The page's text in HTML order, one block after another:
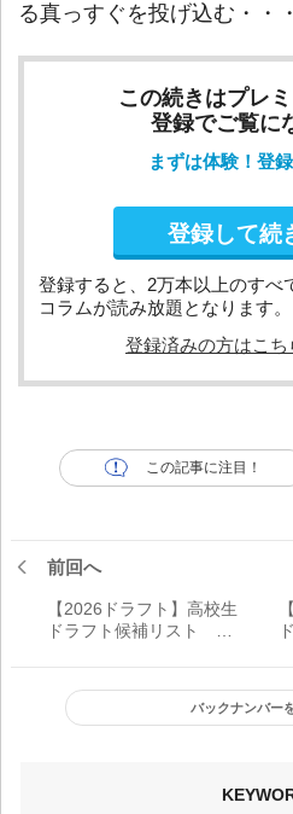
る真っすぐを投げ込む・・・
この続きはプレ
登録でご覧に
まずは体験！登
登録して続
登録すると、2万本以上のすべ
コラムが読み放題となります。
登録済みの方はこ
この記事に注目！
前回へ
【2026ドラフト】高校生
ドラフト候補リスト
白押し
バックナンバー